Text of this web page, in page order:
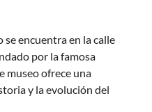
se encuentra en la calle
por la famosa
museo ofrece una
y la evolución del